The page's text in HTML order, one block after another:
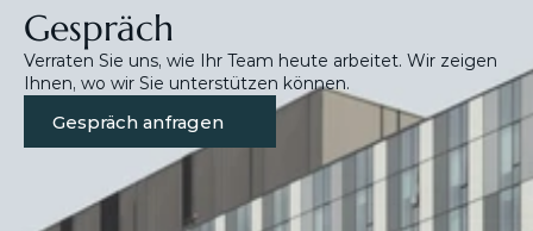
Gespräch
Verraten Sie uns, wie Ihr Team heute arbeitet. Wir zeigen
Ihnen, wo wir Sie unterstützen können.
Gespräch anfragen